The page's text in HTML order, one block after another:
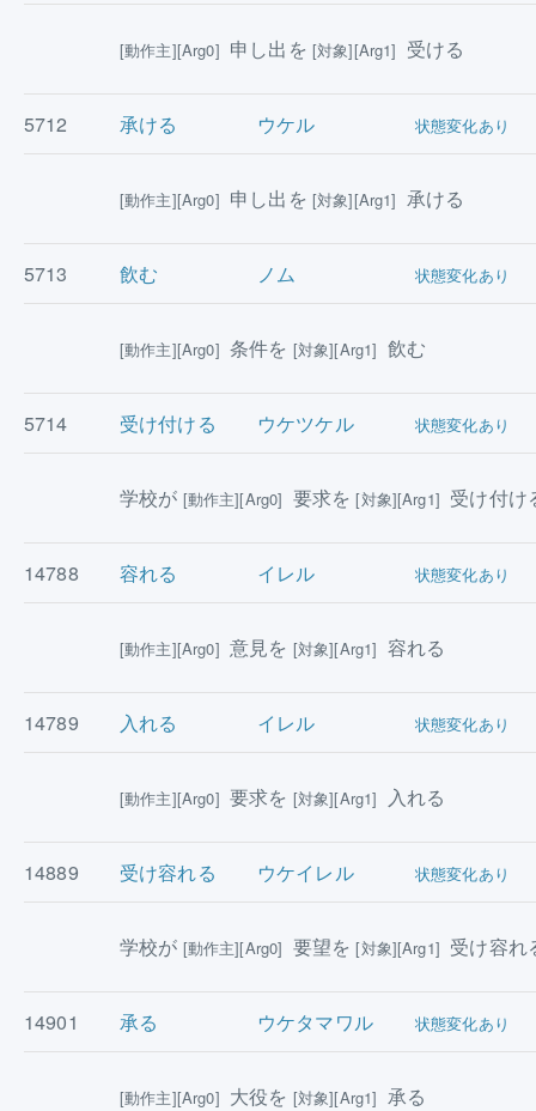
[動作主][Arg0] 申し出を [対象][Arg1] 受ける
5712 承ける ウケル 状態変化あり
[動作主][Arg0] 申し出を [対象][Arg1] 承ける
5713 飲む ノム 状態変化あり
[動作主][Arg0] 条件を [対象][Arg1] 飲む
5714 受け付ける ウケツケル 状態変化あり
学校が [動作主][Arg0] 要求を[対象][Arg1] 受け付
14788 容れる イレル 状態変化あり
[動作主][Arg0] 意見を [対象][Arg1] 容れる
14789 入れる イレル 状態変化あり
[動作主][Arg0] 要求を [対象][Arg1] 入れる
14889 受け容れる ウケイレル 状態変化あり
学校が [動作主][Arg0] 要望を[対象][Arg1] 受け容
14901 承る ウケタマワル 状態変化あり
[動作主][Arg0] 大役を [対象][Arg1] 承る